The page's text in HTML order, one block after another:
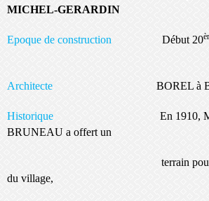
MICHEL-GERARDIN
Epoque de constructionDébut 20
ArchitecteBOREL à
HistoriqueEn 1910,
BRUNEAU a offert un
terrain pour
du village,